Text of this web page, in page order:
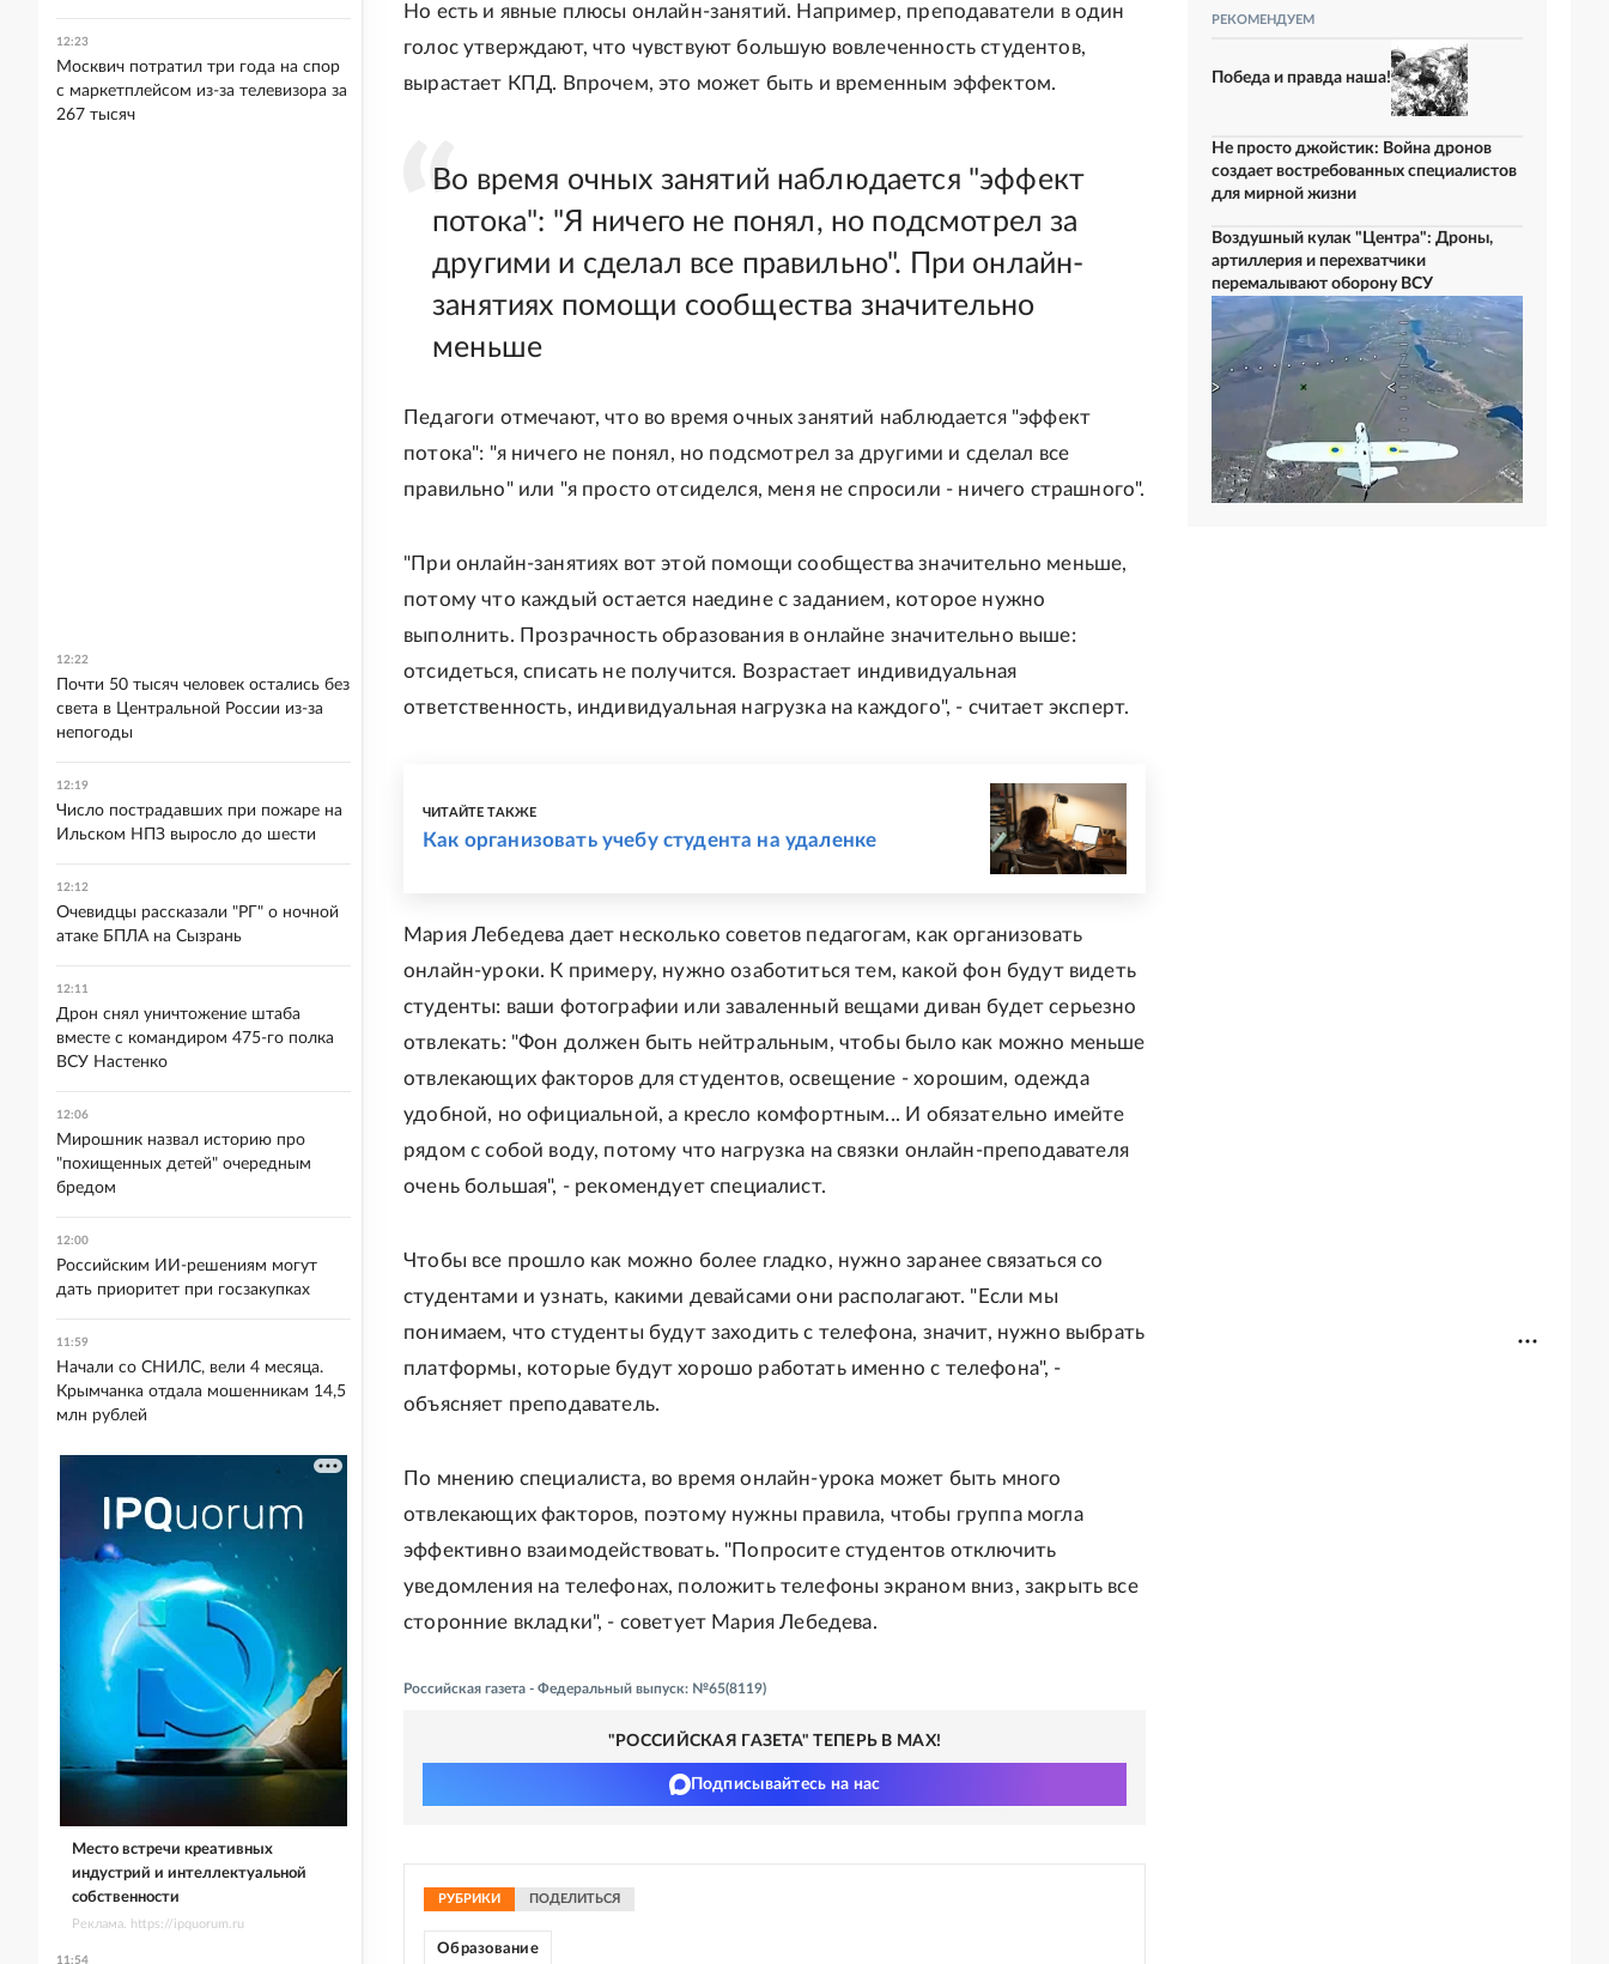
Но есть и явные плюсы онлайн-занятий. Например, преподаватели в один
голос утверждают, что чувствуют большую вовлеченность студентов,
вырастает КПД. Впрочем, это может быть и временным эффектом.
Во время очных занятий наблюдается "эффект
потока": "Я ничего не понял, но подсмотрел за
другими и сделал все правильно". При онлайн-
занятиях помощи сообщества значительно
меньше
Педагоги отмечают, что во время очных занятий наблюдается "эффект
потока": "я ничего не понял, но подсмотрел за другими и сделал все
правильно" или "я просто отсиделся, меня не спросили - ничего страшного".
"При онлайн-занятиях вот этой помощи сообщества значительно меньше,
потому что каждый остается наедине с заданием, которое нужно
выполнить. Прозрачность образования в онлайне значительно выше:
отсидеться, списать не получится. Возрастает индивидуальная
ответственность, индивидуальная нагрузка на каждого", - считает эксперт.
ЧИТАЙТЕ ТАКЖЕ
Как организовать учебу студента на удаленке
Мария Лебедева дает несколько советов педагогам, как организовать
онлайн-уроки. К примеру, нужно озаботиться тем, какой фон будут видеть
студенты: ваши фотографии или заваленный вещами диван будет серьезно
отвлекать: "Фон должен быть нейтральным, чтобы было как можно меньше
отвлекающих факторов для студентов, освещение - хорошим, одежда
удобной, но официальной, а кресло комфортным... И обязательно имейте
рядом с собой воду, потому что нагрузка на связки онлайн-преподавателя
очень большая", - рекомендует специалист.
Чтобы все прошло как можно более гладко, нужно заранее связаться со
студентами и узнать, какими девайсами они располагают. "Если мы
понимаем, что студенты будут заходить с телефона, значит, нужно выбрать
платформы, которые будут хорошо работать именно с телефона", -
объясняет преподаватель.
По мнению специалиста, во время онлайн-урока может быть много
отвлекающих факторов, поэтому нужны правила, чтобы группа могла
эффективно взаимодействовать. "Попросите студентов отключить
уведомления на телефонах, положить телефоны экраном вниз, закрыть все
сторонние вкладки", - советует Мария Лебедева.
Российская газета - Федеральный выпуск: №65(8119)
"РОССИЙСКАЯ ГАЗЕТА" ТЕПЕРЬ В MAX!
Подписывайтесь на нас
РУБРИКИ ПОДЕЛИТЬСЯ
Образование
РЕКОМЕНДУЕМ
Победа и правда наша!
Не просто джойстик: Война дронов
создает востребованных специалистов
для мирной жизни
Воздушный кулак "Центра": Дроны,
артиллерия и перехватчики
перемалывают оборону ВСУ
12:23
Москвич потратил три года на спор
с маркетплейсом из-за телевизора за
267 тысяч
12:22
Почти 50 тысяч человек остались без
света в Центральной России из-за
непогоды
12:19
Число пострадавших при пожаре на
Ильском НПЗ выросло до шести
12:12
Очевидцы рассказали "РГ" о ночной
атаке БПЛА на Сызрань
12:11
Дрон снял уничтожение штаба
вместе с командиром 475-го полка
ВСУ Настенко
12:06
Мирошник назвал историю про
"похищенных детей" очередным
бредом
12:00
Российским ИИ-решениям могут
дать приоритет при госзакупках
11:59
Начали со СНИЛС, вели 4 месяца.
Крымчанка отдала мошенникам 14,5
млн рублей
Место встречи креативных
индустрий и интеллектуальной
собственности
Реклама. https://ipquorum.ru
11:54